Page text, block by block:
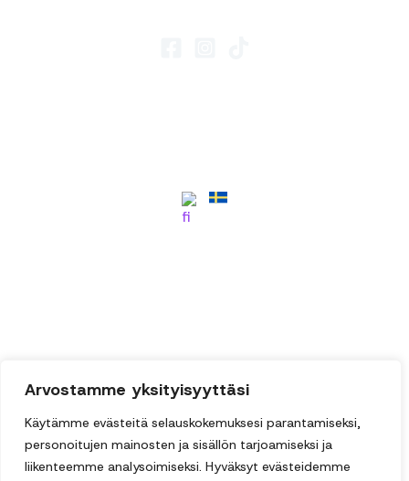
Arvostamme yksityisyyttäsi
Käytämme evästeitä selauskokemuksesi parantamiseksi,
personoitujen mainosten ja sisällön tarjoamiseksi ja
liikenteemme analysoimiseksi. Hyväksyt evästeidemme
© 2026 | Kaikki oikeudet pidätetään | Tietosuojaseloste|Evästeasetukset